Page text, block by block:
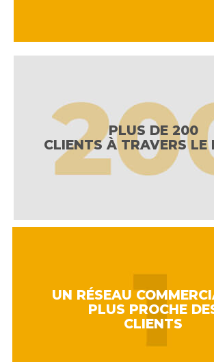
PLUS DE 200
CLIENTS À TRAVERS LE
UN RÉSEAU
PLUS PROCHE
CLIENTS